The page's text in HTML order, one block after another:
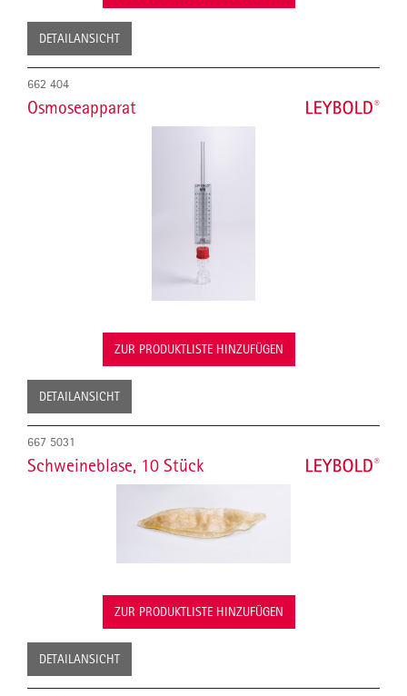
DETAILANSICHT
662 404
Osmoseapparat
ZUR PRODUKTLISTE HINZUFÜGEN
DETAILANSICHT
667 5031
Schweineblase, 10 Stück
ZUR PRODUKTLISTE HINZUFÜGEN
DETAILANSICHT